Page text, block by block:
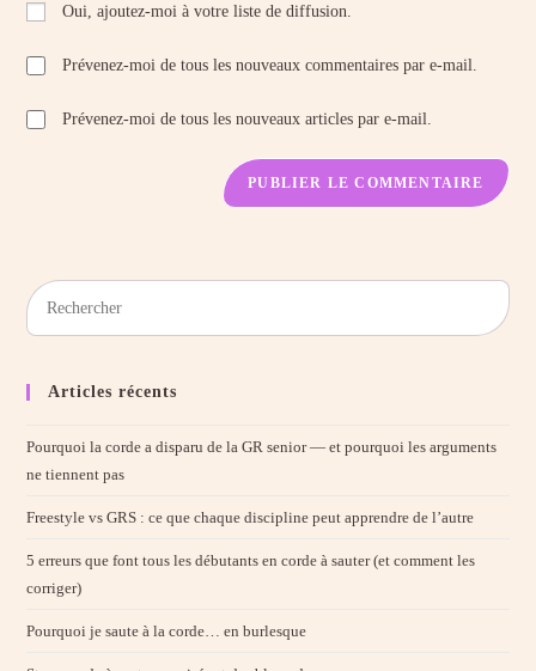
Oui, ajoutez-moi à votre liste de diffusion.
Prévenez-moi de tous les nouveaux commentaires par e-mail.
Prévenez-moi de tous les nouveaux articles par e-mail.
Articles récents
Pourquoi la corde a disparu de la GR senior — et pourquoi les arguments
ne tiennent pas
Freestyle vs GRS : ce que chaque discipline peut apprendre de l’autre
5 erreurs que font tous les débutants en corde à sauter (et comment les
corriger)
Pourquoi je saute à la corde… en burlesque